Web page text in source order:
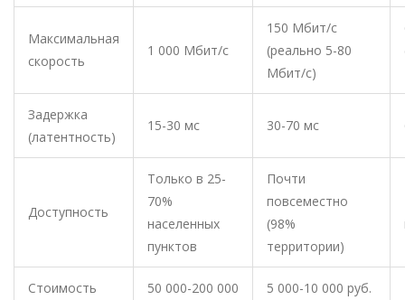
Максимальная
скорость
1 000 Мбит/с
150 Мбит/с
(реально 5-80
Мбит/с)
Задержка
(латентность)
15-30 мс 30-70 мс
Доступность
Только в 25-
70%
населенных
пунктов
Почти
повсеместно
(98%
территории)
Стоимость
50 000-200 000
5 000-10 000 руб.